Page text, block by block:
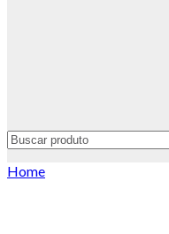
Home